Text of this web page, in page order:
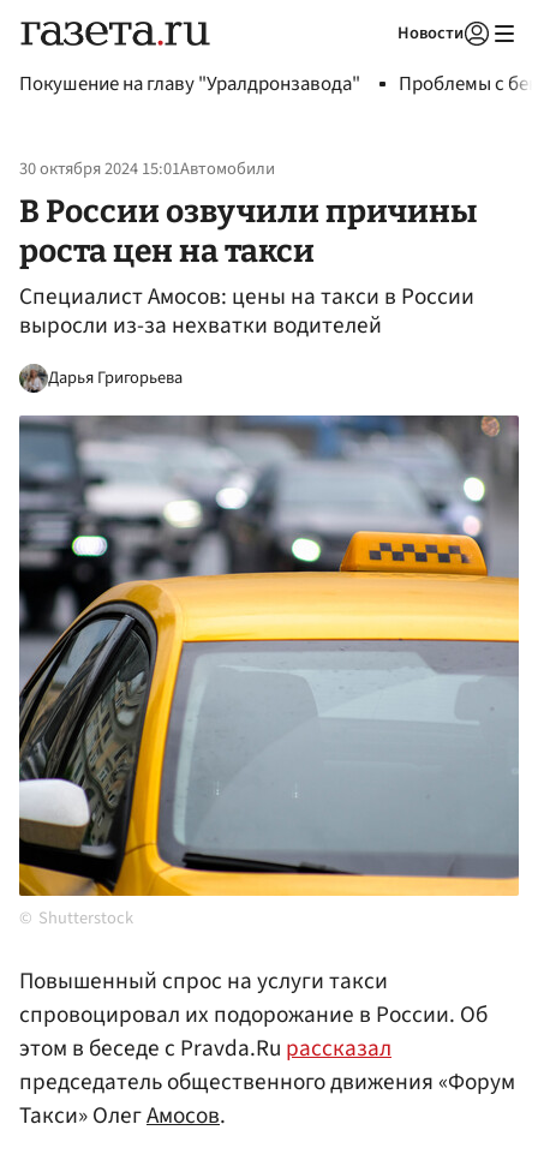
Новости
Покушение на главу "Уралдронзавода" Проблемы с
30 октября 2024 15:01Автомобили
В России озвучили причины
роста цен на такси
Специалист Амосов: цены на такси в России
выросли из-за нехватки водителей
Дарья Григорьева
Shutterstock
Повышенный спрос на услуги такси
спровоцировал их подорожание в России. Об
этом в беседе с Pravda.Ru рассказал
председатель общественного движения «Форум
Такси» ОлегАмосов.